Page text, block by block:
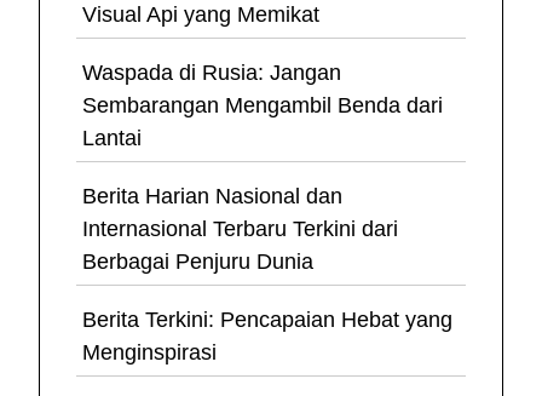
Visual Api yang Memikat
Waspada di Rusia: Jangan
Sembarangan Mengambil Benda dari
Lantai
Berita Harian Nasional dan
Internasional Terbaru Terkini dari
Berbagai Penjuru Dunia
Berita Terkini: Pencapaian Hebat yang
Menginspirasi